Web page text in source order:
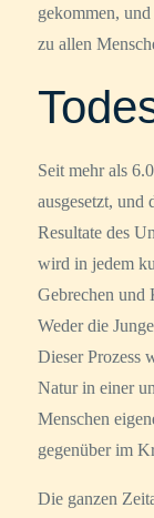
gekommen,
zu allen
Seit mehr als
ausgesetzt, und
Resultate des
wird in jedem
Gebrechen und
Weder die
Dieser Prozess
Natur in einer
Menschen
gegenüber im
Die ganzen